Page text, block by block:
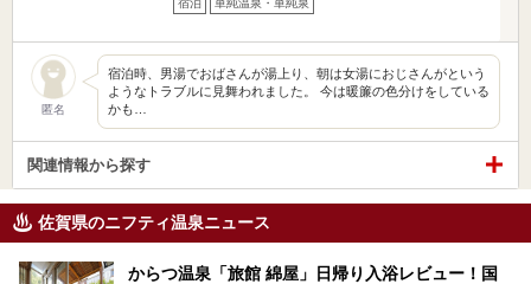
宿泊 単純温泉・単純泉
匿名
宿泊時、男湯でおばさんが湯上り、朝は女湯におじさんがという
ようなトラブルに見舞われました。 今は暖簾の色分けをしている
かも…
関連情報から探す
佐賀県のニフティ温泉ニュース
からつ温泉「旅館 綿屋」日帰り入浴レビュー！国